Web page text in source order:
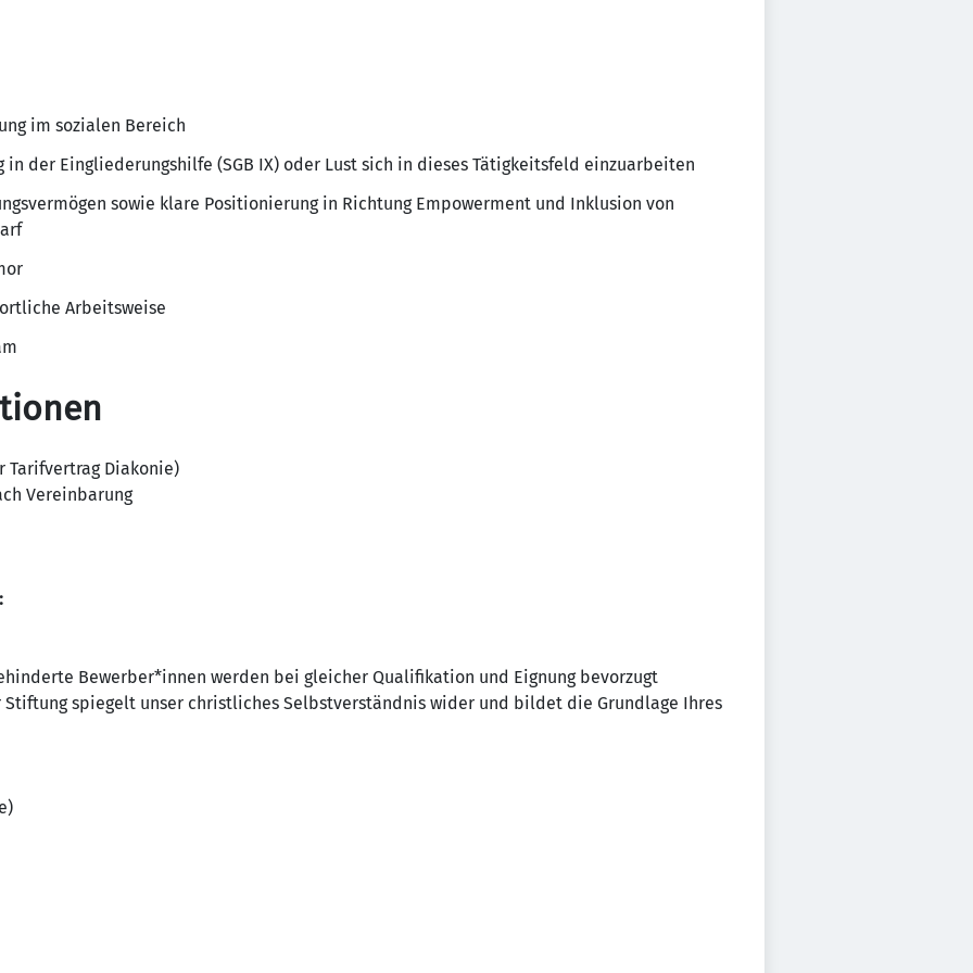
im sozialen Bereich
in der Eingliederungshilfe (SGB IX) oder Lust sich in dieses Tätigkeitsfeld einzuarbeiten
sowie klare Positionierung in Richtung Empowerment und Inklusion von
Arbeitsweise
Tarifvertrag Diakonie)
Vereinbarung
Bewerber*innen werden bei gleicher Qualifikation und Eignung bevorzugt
spiegelt unser christliches Selbstverständnis wider und bildet die Grundlage Ihres